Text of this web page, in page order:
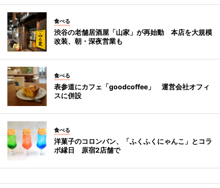
食べる
渋谷の老舗居酒屋「山家」が再始動 本店を大規模
改装、朝・深夜営業も
食べる
表参道にカフェ「goodcoffee」 運営会社オフィ
スに併設
食べる
洋菓子のコロンバン、「ふくふくにゃんこ」とコラ
ボ縁日 原宿2店舗で